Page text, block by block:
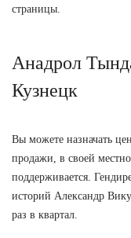
страницы.
Анадрол
Кузнецк
Вы можете назначать
продажи, в своей
поддерживается.
историй Александр
раз в квартал.